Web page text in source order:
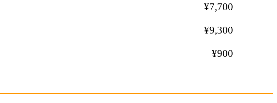
¥7,700
¥9,300
¥900